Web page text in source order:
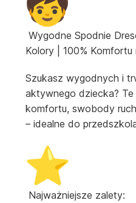
Wygodne Spodnie
Kolory | 100% Komfortu
Szukasz wygodnych i
aktywnego dziecka? Te
komfortu, swobody
– idealne do
Najważniejsze zalety: